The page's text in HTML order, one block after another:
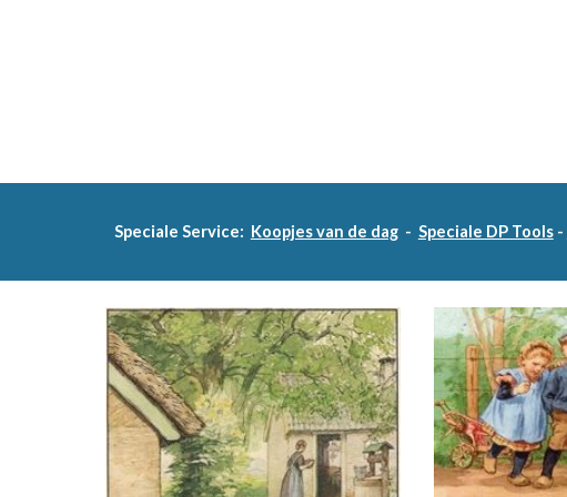
Speciale Service: Koopjes van de dag- Speciale DP Tools-